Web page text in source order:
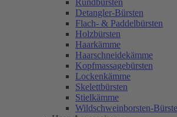
Rundbürsten
Detangler-Bürsten
Flach- & Paddelbürsten
Holzbürsten
Haarkämme
Haarschneidekämme
Kopfmassagebürsten
Lockenkämme
Skelettbürsten
Stielkämme
Wildschweinborsten-